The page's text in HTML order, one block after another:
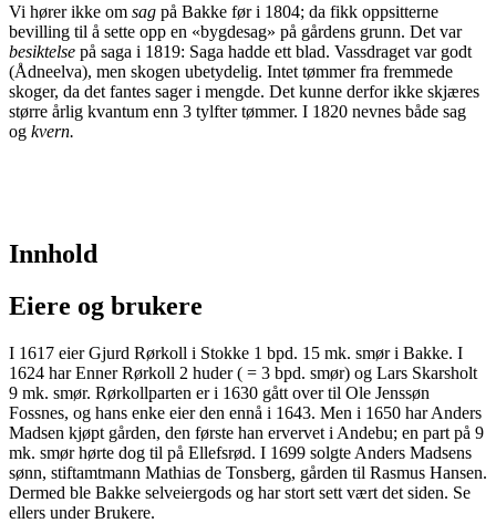
Vi hører ikke om sag på Bakke før i 1804; da fikk oppsitterne
bevilling til å sette opp en «bygdesag» på gårdens grunn. Det var
besiktelse på saga i 1819: Saga hadde ett blad. Vassdraget var godt
(Ådneelva), men skogen ubetydelig. Intet tømmer fra fremmede
skoger, da det fantes sager i mengde. Det kunne derfor ikke skjæres
større årlig kvantum enn 3 tylfter tømmer. I 1820 nevnes både sag
og kvern.
Innhold
Eiere og brukere
I 1617 eier Gjurd Rørkoll i Stokke 1 bpd. 15 mk. smør i Bakke. I
1624 har Enner Rørkoll 2 huder ( = 3 bpd. smør) og Lars Skarsholt
9 mk. smør. Rørkollparten er i 1630 gått over til Ole Jenssøn
Fossnes, og hans enke eier den ennå i 1643. Men i 1650 har Anders
Madsen kjøpt gården, den første han ervervet i Andebu; en part på 9
mk. smør hørte dog til på Ellefsrød. I 1699 solgte Anders Madsens
sønn, stiftamtmann Mathias de Tonsberg, gården til Rasmus Hansen.
Dermed ble Bakke selveiergods og har stort sett vært det siden. Se
ellers under Brukere.